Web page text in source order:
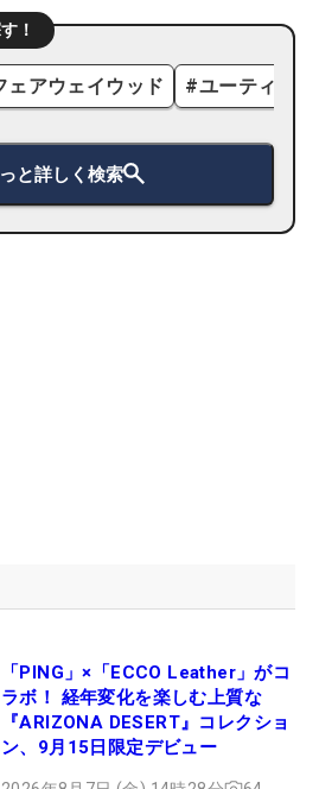
！
ェアウェイウッド #ユーティリ
と詳しく検索
「PING」×「ECCO Leather」がコ
ラボ！ 経年変化を楽しむ上質な
『ARIZONA DESERT』コレクショ
ン、9月15日限定デビュー